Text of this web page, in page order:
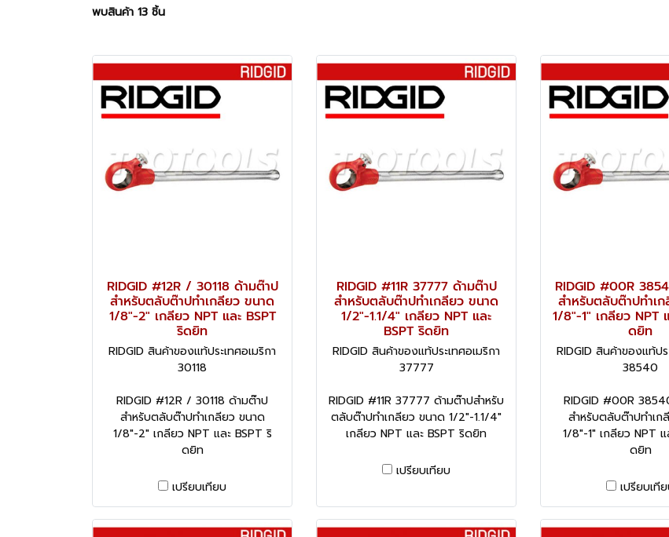
พบสินค้า 13 ชิ้น
RIDGID #12R / 30118 ด้ามต๊าป
สำหรับตลับต๊าปทำเกลียว ขนาด
1/8"-2" เกลียว NPT และ BSPT
ริดยิท
RIDGID สินค้าของแท้ประเทศอเมริกา
30118
RIDGID #12R / 30118 ด้ามต๊าป
สำหรับตลับต๊าปทำเกลียว ขนาด
1/8"-2" เกลียว NPT และ BSPT ริ
ดยิท
เปรียบเทียบ
RIDGID #11R 37777 ด้ามต๊าป
สำหรับตลับต๊าปทำเกลียว ขนาด
1/2"-1.1/4" เกลียว NPT และ
BSPT ริดยิท
RIDGID สินค้าของแท้ประเทศอเมริกา
37777
RIDGID #11R 37777 ด้ามต๊าปสำหรับ
ตลับต๊าปทำเกลียว ขนาด 1/2"-1.1/4"
เกลียว NPT และ BSPT ริดยิท
เปรียบเทียบ
RIDGID #00R
สำหรับตลับต๊าปทำเ
1/8"-1" เกลียว NPT
ดยิท
RIDGID สินค้าของแท้ปร
38540
RIDGID #00R
สำหรับตลับต๊าปทำเก
1/8"-1" เกลียว NPT แ
ดยิท
เปรียบเที